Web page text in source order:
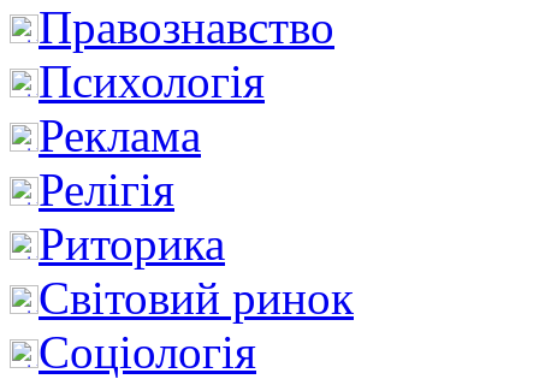
Правознавство
Психологія
Реклама
Релігія
Риторика
Світовий ринок
Соціологія